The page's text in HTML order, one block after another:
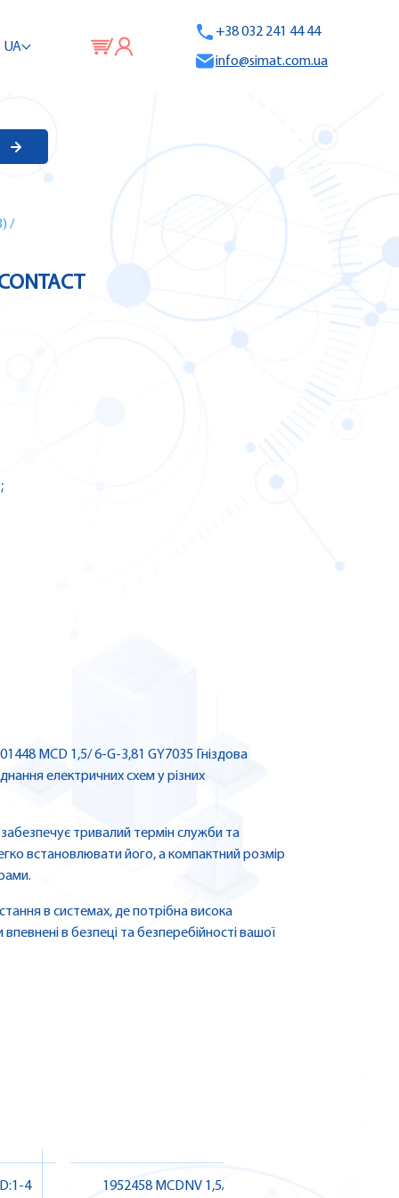
UA
+38 032 241 44 44
info@simat.com.ua
/
MCD 1,5/ 6-G-3,81 GY7035 Гніздова
електричних схем у різних
тривалий термін служби та
встановлювати його, а компактний розмір
в системах, де потрібна висока
в безпеці та безперебійності вашої
4
1952458 MCDNV 1,5/ 2-G1-3,5